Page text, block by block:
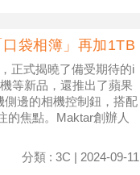
袋相簿」再加1TB
正式揭曉了備受期待的i
等新品，還推出了蘋果
側邊的相機控制鈕，搭配
的焦點。Maktar創辦人
分類 : 3C | 2024-09-11